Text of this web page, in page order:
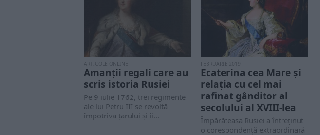
ARTICOLE ONLINE
Amanții regali care au
scris istoria Rusiei
Pe 9 iulie 1762, trei regimente
ale lui Petru III se revoltă
împotriva țarului și îi...
FEBRUARIE 2019
Ecaterina cea Mare și
relația cu cel mai
rafinat gânditor al
secolului al XVIII-lea
Împărăteasa Rusiei a întreținut
o corespondență extraordinară